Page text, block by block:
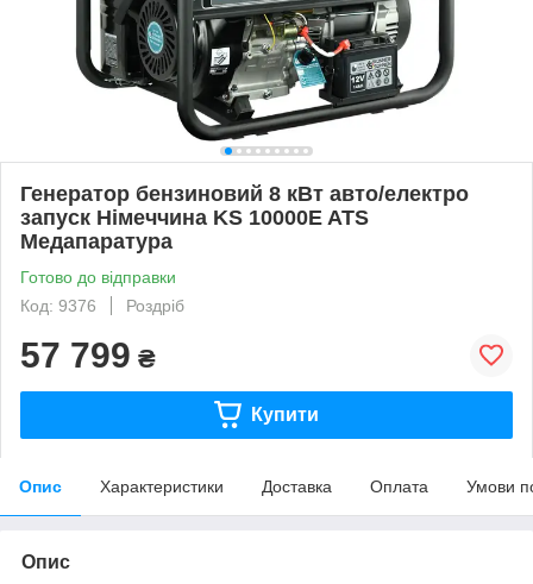
Генератор бензиновий 8 кВт авто/електро
запуск Німеччина KS 10000E ATS
Медапаратура
Готово до відправки
Код: 9376
Роздріб
57 799 ₴
Купити
Опис Характеристики Доставка Оплата Умови
Опис